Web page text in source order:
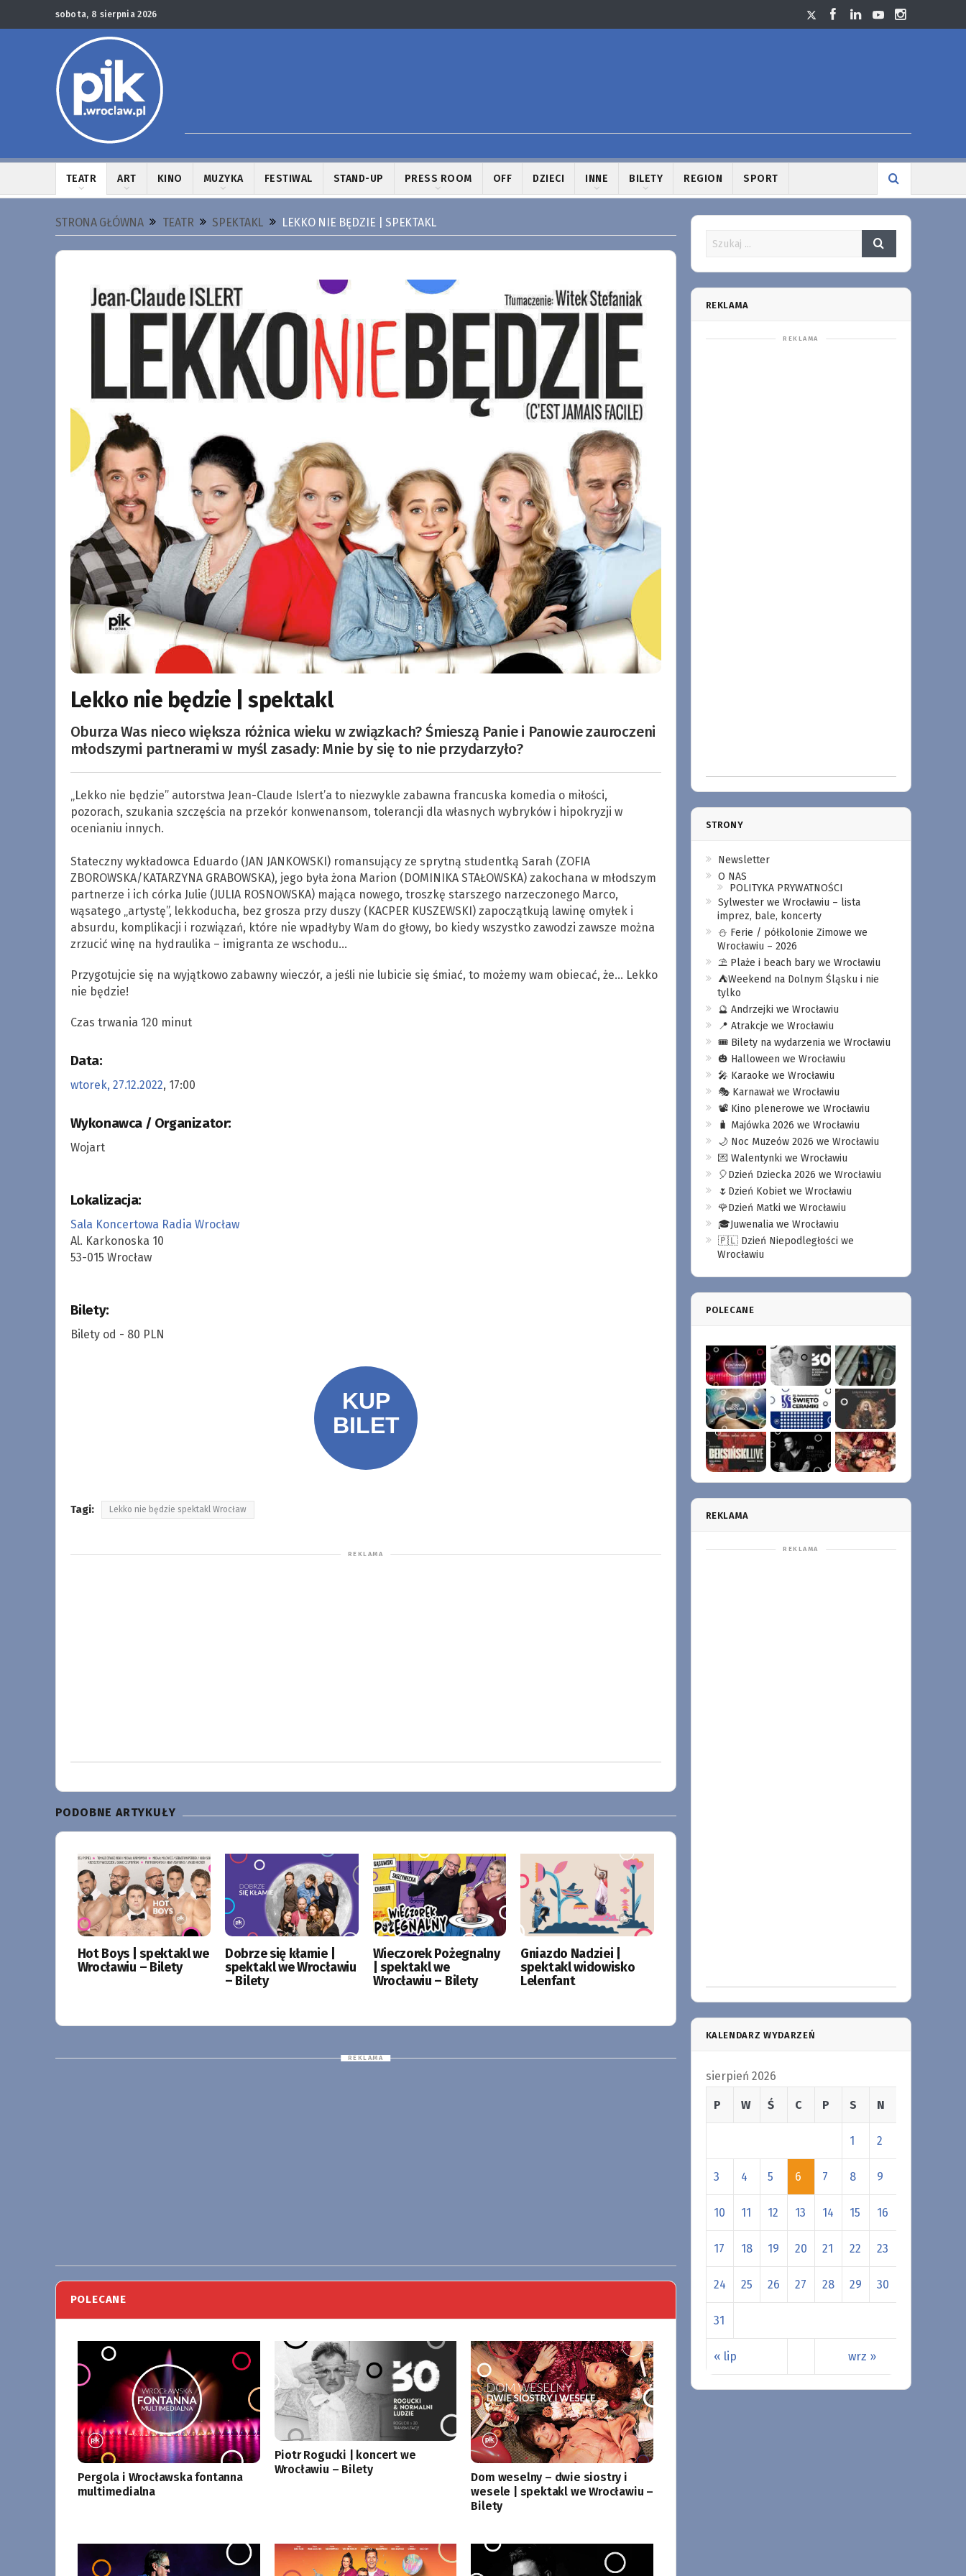
sobota, 8 sierpnia 2026
TEATR ART KINO MUZYKA FESTIWAL STAND-UP PRESS ROOM OFF DZIECI INNE BILETY REGION SPORT
STRONA GŁÓWNA TEATR SPEKTAKL LEKKO NIE BĘDZIE | SPEKTAKL
Lekko nie będzie | spektakl
Oburza Was nieco większa różnica wieku w związkach? Śmieszą Panie i Panowie zauroczeni
młodszymi partnerami w myśl zasady: Mnie by się to nie przydarzyło?
„Lekko nie będzie” autorstwa Jean-Claude Islert’a to niezwykle zabawna francuska komedia o miłości,
pozorach, szukania szczęścia na przekór konwenansom, tolerancji dla własnych wybryków i hipokryzji w
ocenianiu innych.
Stateczny wykładowca Eduardo (JAN JANKOWSKI) romansujący ze sprytną studentką Sarah (ZOFIA
ZBOROWSKA/KATARZYNA GRABOWSKA), jego była żona Marion (DOMINIKA STAŁOWSKA) zakochana w młodszym
partnerze i ich córka Julie (JULIA ROSNOWSKA) mająca nowego, troszkę starszego narzeczonego Marco,
wąsatego „artystę”, lekkoducha, bez grosza przy duszy (KACPER KUSZEWSKI) zapoczątkują lawinę omyłek i
absurdu, komplikacji i rozwiązań, które nie wpadłyby Wam do głowy, bo kiedy wszystko zawodzi zawsze można
zrzucić winę na hydraulika – imigranta ze wschodu…
Przygotujcie się na wyjątkowo zabawny wieczór, a jeśli nie lubicie się śmiać, to możemy wam obiecać, że… Lekko
nie będzie!
Czas trwania 120 minut
Data:
wtorek, 27.12.2022, 17:00
Wykonawca / Organizator:
Wojart
Lokalizacja:
Sala Koncertowa Radia Wrocław
Al. Karkonoska 10
53-015 Wrocław
Bilety:
Bilety od - 80 PLN
Tagi: Lekko nie będzie spektakl Wrocław
PODOBNE ARTYKUŁY
Hot Boys | spektakl we
Wrocławiu – Bilety
Dobrze się kłamie |
spektakl we Wrocławiu
– Bilety
Wieczorek Pożegnalny
| spektakl we
Wrocławiu – Bilety
Gniazdo Nadziei |
spektakl widowisko
Lelenfant
POLECANE
Pergola i Wrocławska fontanna
multimedialna
Piotr Rogucki | koncert we
Wrocławiu – Bilety
Dom weselny – dwie siostry i
wesele | spektakl we Wrocławiu –
Bilety
REKLAMA
STRONY
Newsletter
O NAS
POLITYKA PRYWATNOŚCI
Sylwester we Wrocławiu – lista
imprez, bale, koncerty
⛄️ Ferie / półkolonie Zimowe we
Wrocławiu – 2026
⛱️ Plaże i beach bary we Wrocławiu
⛺️Weekend na Dolnym Śląsku i nie
tylko
🔮 Andrzejki we Wrocławiu
📍 Atrakcje we Wrocławiu
🎟️ Bilety na wydarzenia we Wrocławiu
🎃 Halloween we Wrocławiu
🎤 Karaoke we Wrocławiu
🎭 Karnawał we Wrocławiu
📽️ Kino plenerowe we Wrocławiu
🧳 Majówka 2026 we Wrocławiu
🌙 Noc Muzeów 2026 we Wrocławiu
💌 Walentynki we Wrocławiu
🎈Dzień Dziecka 2026 we Wrocławiu
🌷Dzień Kobiet we Wrocławiu
🌹Dzień Matki we Wrocławiu
🎓Juwenalia we Wrocławiu
🇵🇱 Dzień Niepodległości we
Wrocławiu
POLECANE
REKLAMA
KALENDARZ WYDARZEŃ
sierpień 2026
P W Ś C P S N
« lip wrz »
1 2
3 4 5 6 7 8 9
10 11 12 13 14 15 16
17 18 19 20 21 22 23
24 25 26 27 28 29 30
31